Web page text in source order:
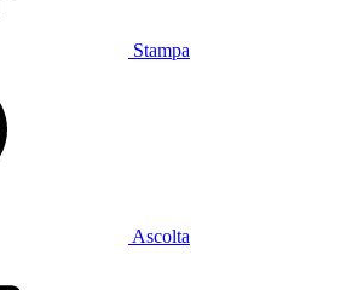
Stampa
Ascolta